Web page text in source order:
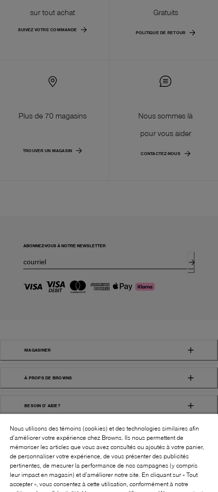
sur tout achat
SUIVEZ VOTRE COMMANDE
Gratuits
POLITIQUE DE RETOUR
Plus de 70 magasins
TROUVER UN MAGASIN
Nous sommes là
pour vous aider
CONTACTEZ-NOUS
ABONNEZ-VOUS À NOTRE NEWSLETTER
MAGASINER
À PROPS DE BROWNS
BESOIN D' AIDE?
SUIVEZ-NOUS!:
Nous utilisons des témoins (cookies) et des technologies similaires afin
d’améliorer votre expérience chez Browns. Ils nous permettent de
mémoriser les articles que vous avez consultés ou ajoutés à votre panier,
de personnaliser votre expérience, de vous présenter des publicités
pertinentes, de mesurer la performance de nos campagnes (y compris
leur impact en magasin) et d’améliorer notre site. En cliquant sur « Tout
accepter », vous consentez à cette utilisation, conformément à notre